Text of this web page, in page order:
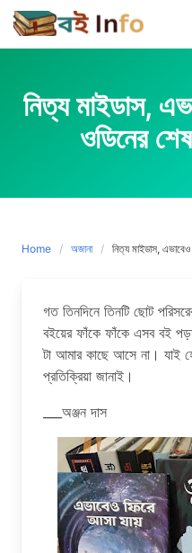
Skip
to
content
নিত্য মাইডাস,
ওডিনের
Home অজানা নিত্য মাইডাস,
গত তিনদিনে তিনটি ছোট
বইয়ের ফাঁকে ফাঁকে এসব বই
টা আমার কাছে আসে না। যাই
প্রতিক্রিয়া জানাই।
___অঞ্জন দাস